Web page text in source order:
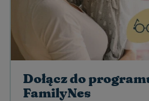
Dołącz do
FamilyNes